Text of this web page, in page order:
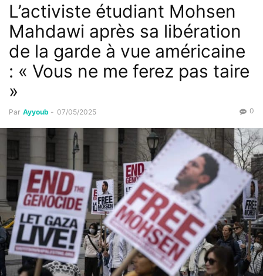
L’activiste étudiant Mohsen
Mahdawi après sa libération
de la garde à vue américaine
: « Vous ne me ferez pas taire
»
Par Ayyoub - 07/05/2025 0